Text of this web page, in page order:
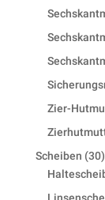
Zier-
Scheiben 30